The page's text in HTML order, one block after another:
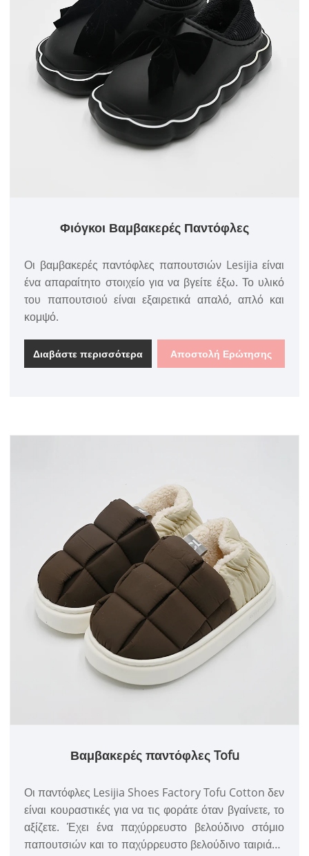
Φιόγκοι Βαμβακερές Παντόφλες
Οι βαμβακερές παντόφλες παπουτσιών Lesijia είναι
ένα απαραίτητο στοιχείο για να βγείτε έξω. Το υλικό
του παπουτσιού είναι εξαιρετικά απαλό, απλό και
κομψό.
Διαβάστε περισσότερα Αποστολή Ερώτησης
Βαμβακερές παντόφλες Tofu
Οι παντόφλες Lesijia Shoes Factory Tofu Cotton δεν
είναι κουραστικές για να τις φοράτε όταν βγαίνετε, το
αξίζετε. Έχει ένα παχύρρευστο βελούδινο στόμιο
παπουτσιών και το παχύρρευστο βελούδινο ταιριάζει